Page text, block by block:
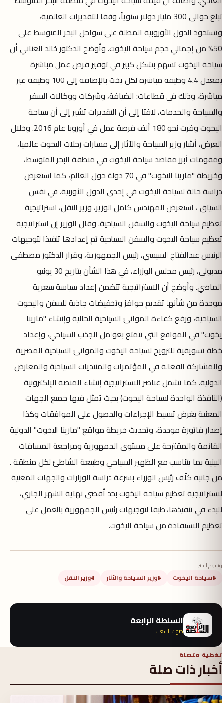
تبلغ حوالى 300 مليار دولار سنوياً، وفقا للتقديرات العالمية،
وتستحوذ الدول الأوروبية المطلة على سواحل البحر المتوسط على
50% من إجمالي حجم سياحة اليخوت. وأوضح الدكتور خالد العناني أن
سياحة اليخوت تسهم بشكل كبير في توفير فرص عمل مباشرة
بمعدل 4.4 وظيفة مباشرة لكل يخت بالإضافة إلى 100 وظيفة غير
مباشرة، وذلك في قطاعات: الضيافة، وشركات ووكالات السفر
والسياحة والخدمات، لافتا إلى أن التقديرات تشير إلى أن سياحة
اليخوت وفرت نحو 180 ألف فرصة عمل في أوروبا عام 2016. وخلال
العرض، أشار وزير السياحة والآثار إلى مسارات رحلات اليخوت عالميا،
ومقومات أبرز مقاصد سياحة اليخوت في منطقة البحر المتوسط،
وخريطة "مارينا اليخوت" في 70 دولة حول العالم، كما استعرض
دراسة حالة لسياحة اليخوت في إحدى الدول الأوربية. في نفس
السياق ، استعرض المهندس كامل الوزير، وزير النقل، استراتيجية
تعظيم سياحة اليخوت والسفن السياحية. وقال الوزير إن استراتيجية
تعظيم سياحة اليخوت والسفن السياحية تم إعدادها تنفيذا لتوجيهات
الرئيس عبدالفتاح السيسي، رئيس الجمهورية، وقرار الدكتور مصطفى
مدبولي، رئيس مجلس الوزراء، في هذا الشأن بتاريخ 30 يونيو
الماضي. وأوضح أن الاستراتيجية تتضمن إعداد سياسة سعرية
موحدة من شأنها تقديم حوافز وتخفيضات جاذبة للسفن واليخوت
السياحية، ورفع كفاءة الموانئ السياحية الحالية وإنشاء "مارينا
يخوت" في المواقع التي تتمتع بعوامل الجذب السياحي، وإعداد
خطة تسويقية للترويج لسياحة اليخوت والموانئ السياحية المصرية
والمشاركة الفعالة في المؤتمرات والمنتديات السياحية والمعارض
الدولية. كما تشمل عناصر الاستراتيجية إنشاء المنصة الإلكترونية
(النافذة الواحدة لسياحة اليخوت) بحيث يُمثل فيها جميع الجهات
المعنية بغرض تبسيط الإجراءات والحصول على الموافقات وكذا
إصدار فاتورة موحدة، وتحديث خريطة مواقع "مارينا اليخوت" الدولية
القائمة والمقترحة على مستوى الجمهورية ومراجعة المسافات
البينية بما يتناسب مع الظهير السياحي وطبيعة الشاطئ لكل منطقة .
من جانبه كلّف رئيس الوزراء بسرعة دراسة الوزارات والجهات المعنية
لاستراتيجية تعظيم سياحة اليخوت بحد أقصى نهاية الشهر الجاري،
للبدء في تنفيذها، طبقا لتوجيهات رئيس الجمهورية بالعمل على
تعظيم الاستفادة من سياحة اليخوت.
وسوم الخبر
#سياحة اليخوت #وزير السياحة والآثار #وزير النقل
السلطة الرابعة
صوت الشعب
تغطية متصلة
أخبار ذات صلة